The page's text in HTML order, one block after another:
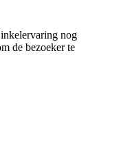
nog
de bezoeker te